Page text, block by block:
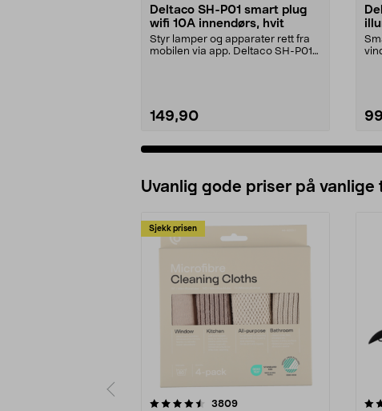
Deltaco SH-P01 smart plug
wifi 10A innendørs, hvit
Styr lamper og apparater rett fra
mobilen via app. Deltaco SH-P01
149,90
W
Uvanlig gode priser på vanlige
Sjekk prisen
3809anmeldelser
4.5av 5 stjerner